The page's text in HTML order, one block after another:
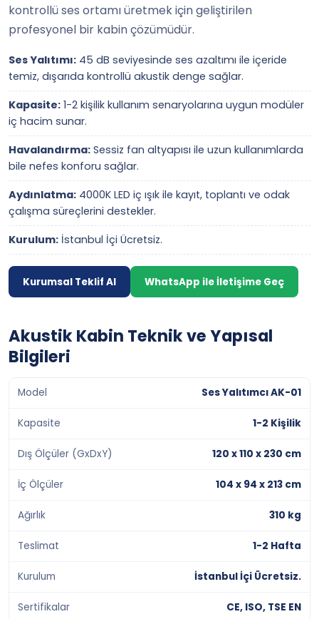
kontrollü ses ortamı üretmek için geliştirilen
profesyonel bir kabin çözümüdür.
Ses Yalıtımı: 45 dB seviyesinde ses azaltımı ile içeride
temiz, dışarıda kontrollü akustik denge sağlar.
Kapasite: 1-2 kişilik kullanım senaryolarına uygun modüler
iç hacim sunar.
Havalandırma: Sessiz fan altyapısı ile uzun kullanımlarda
bile nefes konforu sağlar.
Aydınlatma: 4000K LED iç ışık ile kayıt, toplantı ve odak
çalışma süreçlerini destekler.
Kurulum: İstanbul İçi Ücretsiz.
Kurumsal Teklif Al WhatsApp ile İletişime Geç
Akustik Kabin Teknik ve Yapısal
Bilgileri
Model Ses Yalıtımcı AK-01
Kapasite 1-2 Kişilik
Dış Ölçüler (GxDxY) 120 x 110 x 230 cm
İç Ölçüler 104 x 94 x 213 cm
Ağırlık 310 kg
Teslimat 1-2 Hafta
Kurulum İstanbul İçi Ücretsiz.
Sertifikalar CE, ISO, TSE EN